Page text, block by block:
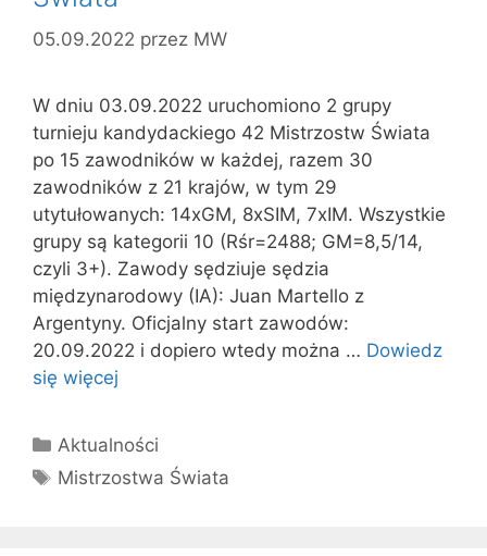
05.09.2022 przez MW
W dniu 03.09.2022 uruchomiono 2 grupy
turnieju kandydackiego 42 Mistrzostw Świata
po 15 zawodników w każdej, razem 30
zawodników z 21 krajów, w tym 29
utytułowanych: 14xGM, 8xSIM, 7xIM. Wszystkie
grupy są kategorii 10 (Rśr=2488; GM=8,5/14,
czyli 3+). Zawody sędziuje sędzia
międzynarodowy (IA): Juan Martello z
Argentyny. Oficjalny start zawodów:
20.09.2022 i dopiero wtedy można … Dowiedz
się więcej
Kategorie
Aktualności
Tagi
Mistrzostwa Świata